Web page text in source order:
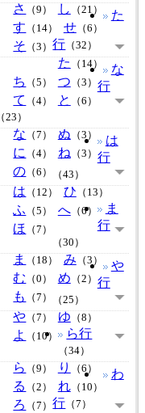
さ （9） し （21）
す （14） せ（6）
そ （3）
た
行 （32）
た （14）
ち （5） つ （3）
て （4） と （6）
な
行
（23）
な （7） ぬ （3）
に （4） ね（3）
の （6）
は
行
（43）
は （12） ひ （13）
ふ （5） へ（6）
ほ （7）
ま
行
（30）
ま （18） み （3）
む （0） め （2）
も （7）
や
行
（25）
や （7） ゆ （8）
よ （10） ら行
（34）
ら （9） り （6）
る （2） れ（10）
ろ （7）
わ
行 （7）